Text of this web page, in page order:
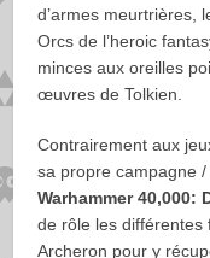
d’armes meurtrières,
Orcs de l’heroic
minces aux oreilles
œuvres de Tolkien.
Contrairement aux
sa propre campagne
Warhammer 40,000:
de rôle les différentes
Archeron pour y